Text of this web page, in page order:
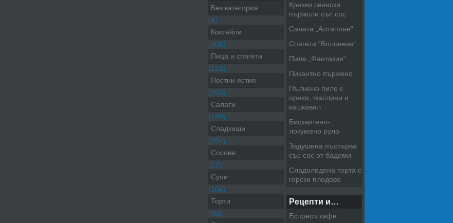
Крехки свински
пържоли със сос
Салата „Алтапоне“
Спагети “Болонезе“
Пиле „Фантазия“
Пикантно пържено
Пълнено пиле с
орехи, маслини и
кашкавал
Бисквитено-
локумено руло
Задушена пъстърва
със сос от бадеми
Сладоледена торта с
горски плодове
Рецепти и…
Еспресо кафе
Без категория
(4)
Коктейли
(308)
Пица и спагети
(122)
Постни ястия
(256)
Салати
(199)
Сладкиши
(294)
Сосове
(17)
Супи
(104)
Торти
(38)